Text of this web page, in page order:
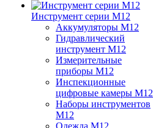
Инструмент серии M12
Аккумуляторы M12
Гидравлический
инструмент M12
Измерительные
приборы M12
Инспекционные
цифровые камеры M12
Наборы инструментов
M12
Одежда M12